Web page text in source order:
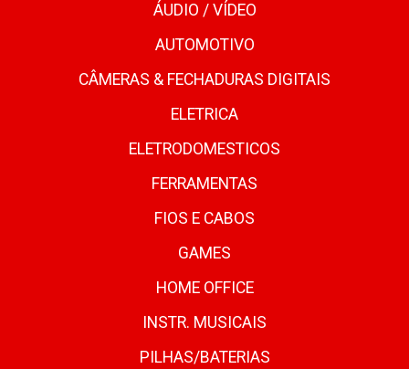
ÁUDIO / VÍDEO
AUTOMOTIVO
CÂMERAS & FECHADURAS DIGITAIS
ELETRICA
ELETRODOMESTICOS
FERRAMENTAS
FIOS E CABOS
GAMES
HOME OFFICE
INSTR. MUSICAIS
PILHAS/BATERIAS